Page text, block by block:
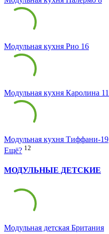
Модульная кухня Рио 16
Модульная кухня Каролина 11
Модульная кухня Тиффани-19
Ещё? 12
МОДУЛЬНЫЕ ДЕТСКИЕ
Модульная детская Британия